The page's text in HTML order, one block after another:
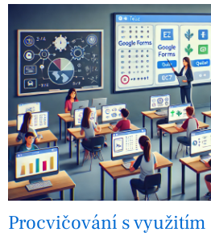
Procvičování s využitím